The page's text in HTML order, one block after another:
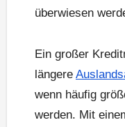
überwiesen
Ein großer
längere
wenn häufig
werden. Mit